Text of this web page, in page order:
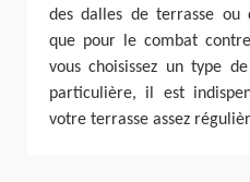
des dalles de terrasse ou
que pour le combat
vous choisissez un type
particulière, il est
votre terrasse assez